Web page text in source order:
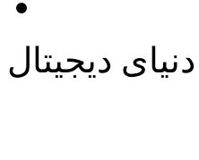
دنیای دیجیتال